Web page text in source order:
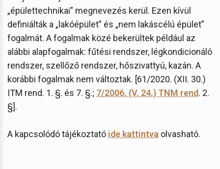
„épülettechnikai” megnevezés kerül. Ezen kívül
definiálták a „lakóépület” és „nem lakáscélú épület”
fogalmát. A fogalmak közé bekerültek például az
alábbi alapfogalmak: fűtési rendszer, légkondicionáló
rendszer, szellőző rendszer, hőszivattyú, kazán. A
korábbi fogalmak nem változtak. [61/2020. (XII. 30.)
ITM rend. 1. §. és 7. §.; 7/2006. (V. 24.) TNM rend. 2.
§].
A kapcsolódó tájékoztató ide kattintva olvasható.